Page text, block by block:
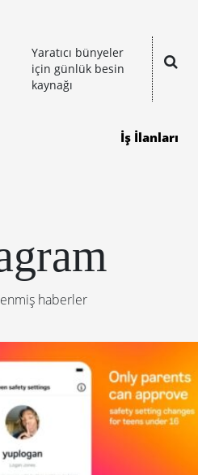
Yaratıcı bünyeler
için günlük besin
kaynağı
İş İlanları
haberler